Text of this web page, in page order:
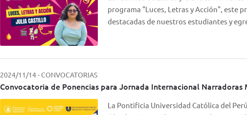
programa "Luces, Letras y Acción", este
destacadas de nuestros estudiantes y
2024/11/14- CONVOCATORIAS
Convocatoria de Ponencias para Jornada Internacional Narradoras
La Pontificia Universidad Católica del